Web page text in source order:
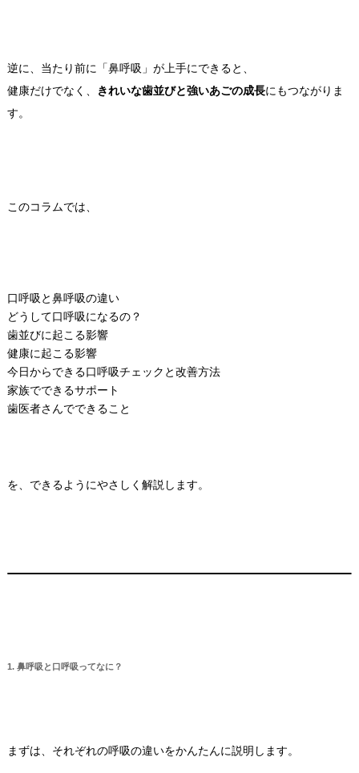
逆に、当たり前に「鼻呼吸」が上手にできると、
健康だけでなく、
きれいな歯並びと強いあごの成長にもつながりま
す。
このコラムでは、
口呼吸と鼻呼吸の違い
どうして口呼吸になるの？
歯並びに起こる影響
健康に起こる影響
今日からできる口呼吸チェックと改善方法
家族でできるサポート
歯医者さんでできること
を、できるようにやさしく解説します。
1. 鼻呼吸と口呼吸ってなに？
まずは、それぞれの呼吸の違いをかんたんに説明します。